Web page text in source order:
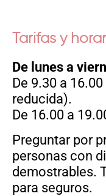
Tarifas y
De lunes a
De 9.30 a
reducida).
De 16.00 a
Preguntar por
personas con
demostrables.
para seguros.